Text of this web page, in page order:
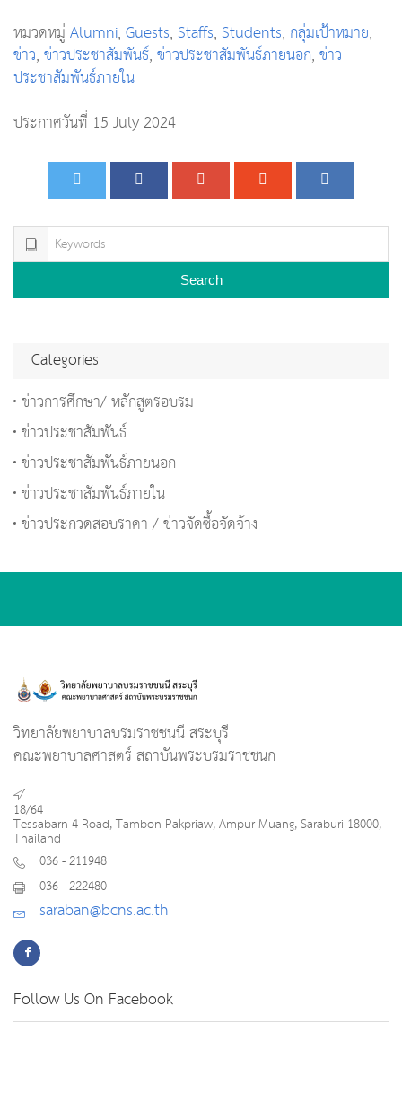
หมวดหมู่Alumni,Guests,Staffs,Students, กลุ่มเป้าหมาย,
ข่าว,ข่าวประชาสัมพันธ์,ข่าวประชาสัมพันธ์ภายนอก,ข่าว
ประชาสัมพันธ์ภายใน
ประกาศวันที่ 15 July 2024
Search
Categories
ข่าวการศึกษา/ หลักสูตรอบรม
ข่าวประชาสัมพันธ์
ข่าวประชาสัมพันธ์ภายนอก
ข่าวประชาสัมพันธ์ภายใน
ข่าวประกวดสอบราคา / ข่าวจัดซื้อจัดจ้าง
วิทยาลัยพยาบาลบรมราชชนนี สระบุรี
คณะพยาบาลศาสตร์ สถาบันพระบรมราชชนก
18/64
Tessabarn 4 Road, Tambon Pakpriaw, Ampur Muang, Saraburi 18000,
Thailand
036 - 211948
036 - 222480
saraban@bcns.ac.th
Follow Us On Facebook